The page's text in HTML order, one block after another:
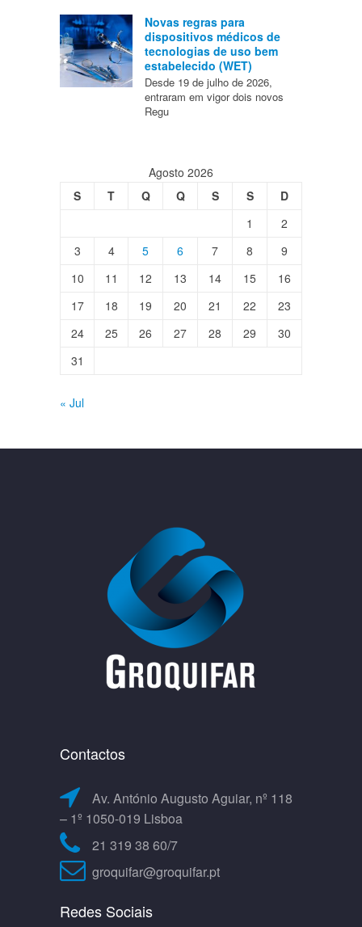
Novas regras para
dispositivos médicos de
tecnologias de uso bem
estabelecido (WET)
Desde 19 de julho de 2026,
entraram em vigor dois novos
Regu
Agosto 2026
S
T Q Q S S
D
1
2
3
4 5 6 7 8
9
10
11 12 13 14 15
16
17
18 19 20 21 22
23
24
25 26 27 28 29
30
31
« Jul
Contactos
Av. António Augusto Aguiar, nº 118
– 1º 1050-019 Lisboa
21 319 38 60/7
groquifar@groquifar.pt
Redes Sociais